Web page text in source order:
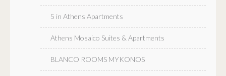
5 in Athens Apartments
Athens Mosaico Suites & Apartments
BLANCO ROOMS MYKONOS